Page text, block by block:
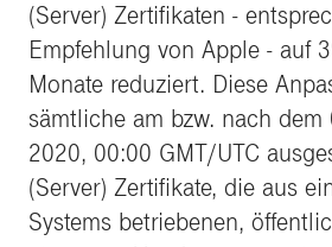
(Server) Zertifikaten -
Empfehlung von Apple - auf
Monate reduziert. Diese
sämtliche am bzw. nach dem
2020, 00:00 GMT/UTC
(Server) Zertifikate, die aus
Systems betriebenen,